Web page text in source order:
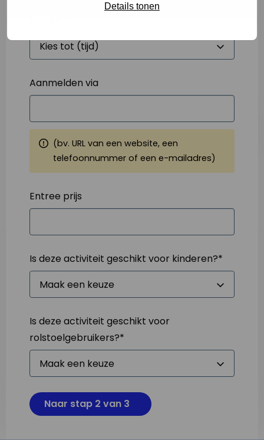
Details tonen
Aanmelden via
(bv. URL van een website, een
telefoonnummer of een e-mailadres)
Entree prijs
Is deze activiteit geschikt voor kinderen?*
Is deze activiteit geschikt voor
rolstoelgebruikers?*